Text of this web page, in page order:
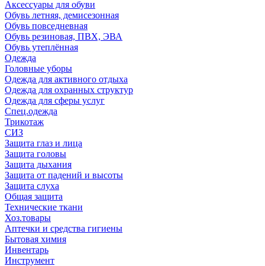
Аксессуары для обуви
Обувь летняя, демисезонная
Обувь повседневная
Обувь резиновая, ПВХ, ЭВА
Обувь утеплённая
Одежда
Головные уборы
Одежда для активного отдыха
Одежда для охранных структур
Одежда для сферы услуг
Спец.одежда
Трикотаж
СИЗ
Защита глаз и лица
Защита головы
Защита дыхания
Защита от падений и высоты
Защита слуха
Общая защита
Технические ткани
Хоз.товары
Аптечки и средства гигиены
Бытовая химия
Инвентарь
Инструмент